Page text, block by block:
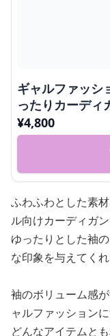
ギャルファッシ
ったりカーディ
¥4,800
ふわふわとした素
ル向けカーディガン
ゆったりとした袖
な印象を与えてくれ
袖のボリューム感
ャルファッション
どんなアイテムと